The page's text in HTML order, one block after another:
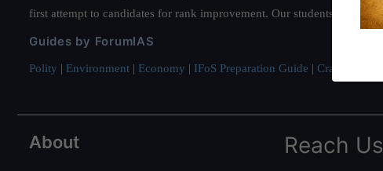
first attempt to candidates for rank improvement. Our students have
Guides by ForumIAS
Polity | Environment | Economy | IFoS Preparation Guide | Crack IAS in
About Reach Us